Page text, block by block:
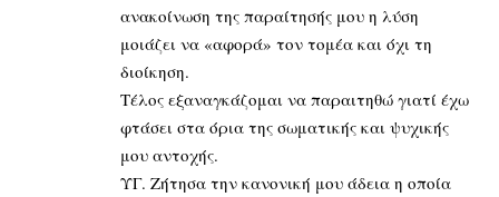
ανακοίνωση της παραίτησής μου η λύση
μοιάζει να «αφορά» τον τομέα και όχι τη
διοίκηση.
Τέλος εξαναγκάζομαι να παραιτηθώ γιατί έχω
φτάσει στα όρια της σωματικής και ψυχικής
μου αντοχής.
ΥΓ. Ζήτησα την κανονική μου άδεια η οποία